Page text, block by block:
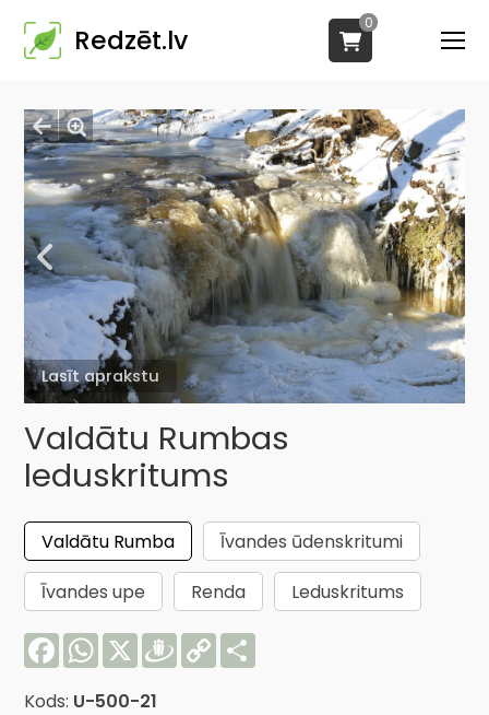
Redzēt.lv
0
Lasīt aprakstu
Valdātu Rumbas
leduskritums
Valdātu Rumba
Īvandes ūdenskritumi
Īvandes upe
Renda
Leduskritums
FacebookWhatsApp
X Draugiem
Copy
Link
Kods: U-500-21